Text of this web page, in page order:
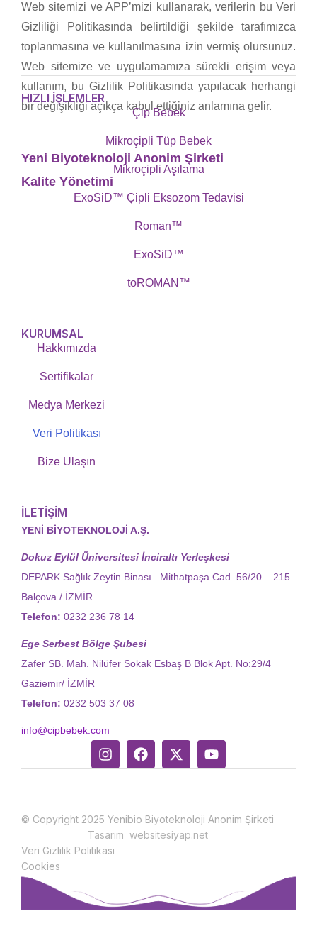
Web sitemizi ve APP’mizi kullanarak, verilerin bu Veri
Gizliliği Politikasında belirtildiği şekilde tarafımızca
toplanmasına ve kullanılmasına izin vermiş olursunuz.
Web sitemize ve uygulamamıza sürekli erişim veya
kullanım, bu Gizlilik Politikasında yapılacak herhangi
bir değişikliği açıkça kabul ettiğiniz anlamına gelir.
Yeni Biyoteknoloji Anonim Şirketi
Kalite Yönetimi
HIZLI İŞLEMLER
Çip Bebek
Mikroçipli Tüp Bebek
Mikroçipli Aşılama
ExoSiD™ Çipli Eksozom Tedavisi
Roman™
ExoSiD™
toROMAN™
KURUMSAL
Hakkımızda
Sertifikalar
Medya Merkezi
Veri Politikası
Bize Ulaşın
İLETİŞİM
YENİ BİYOTEKNOLOJİ A.Ş.
Dokuz Eylül Üniversitesi İnciraltı Yerleşkesi
DEPARK Sağlık Zeytin Binası Mithatpaşa Cad. 56/20 – 215
Balçova / İZMİR
Telefon: 0232 236 78 14
Ege Serbest Bölge Şubesi
Zafer SB. Mah. Nilüfer Sokak Esbaş B Blok Apt. No:29/4
Gaziemir/ İZMİR
Telefon: 0232 503 37 08
info@cipbebek.com
© Copyright 2025 Yenibio Biyoteknoloji Anonim Şirketi
Tasarım websitesiyap.net
Veri Gizlilik Politikası
Cookies